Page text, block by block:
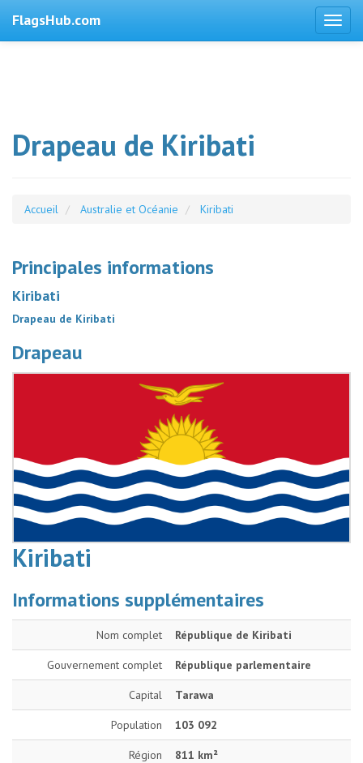
FlagsHub.com
Drapeau de Kiribati
Accueil Australie et Océanie Kiribati
Principales informations
Kiribati
Drapeau de Kiribati
Drapeau
Kiribati
Informations supplémentaires
Nom complet République de Kiribati
Gouvernement complet République parlementaire
Capital Tarawa
Population 103 092
Région 811 km²